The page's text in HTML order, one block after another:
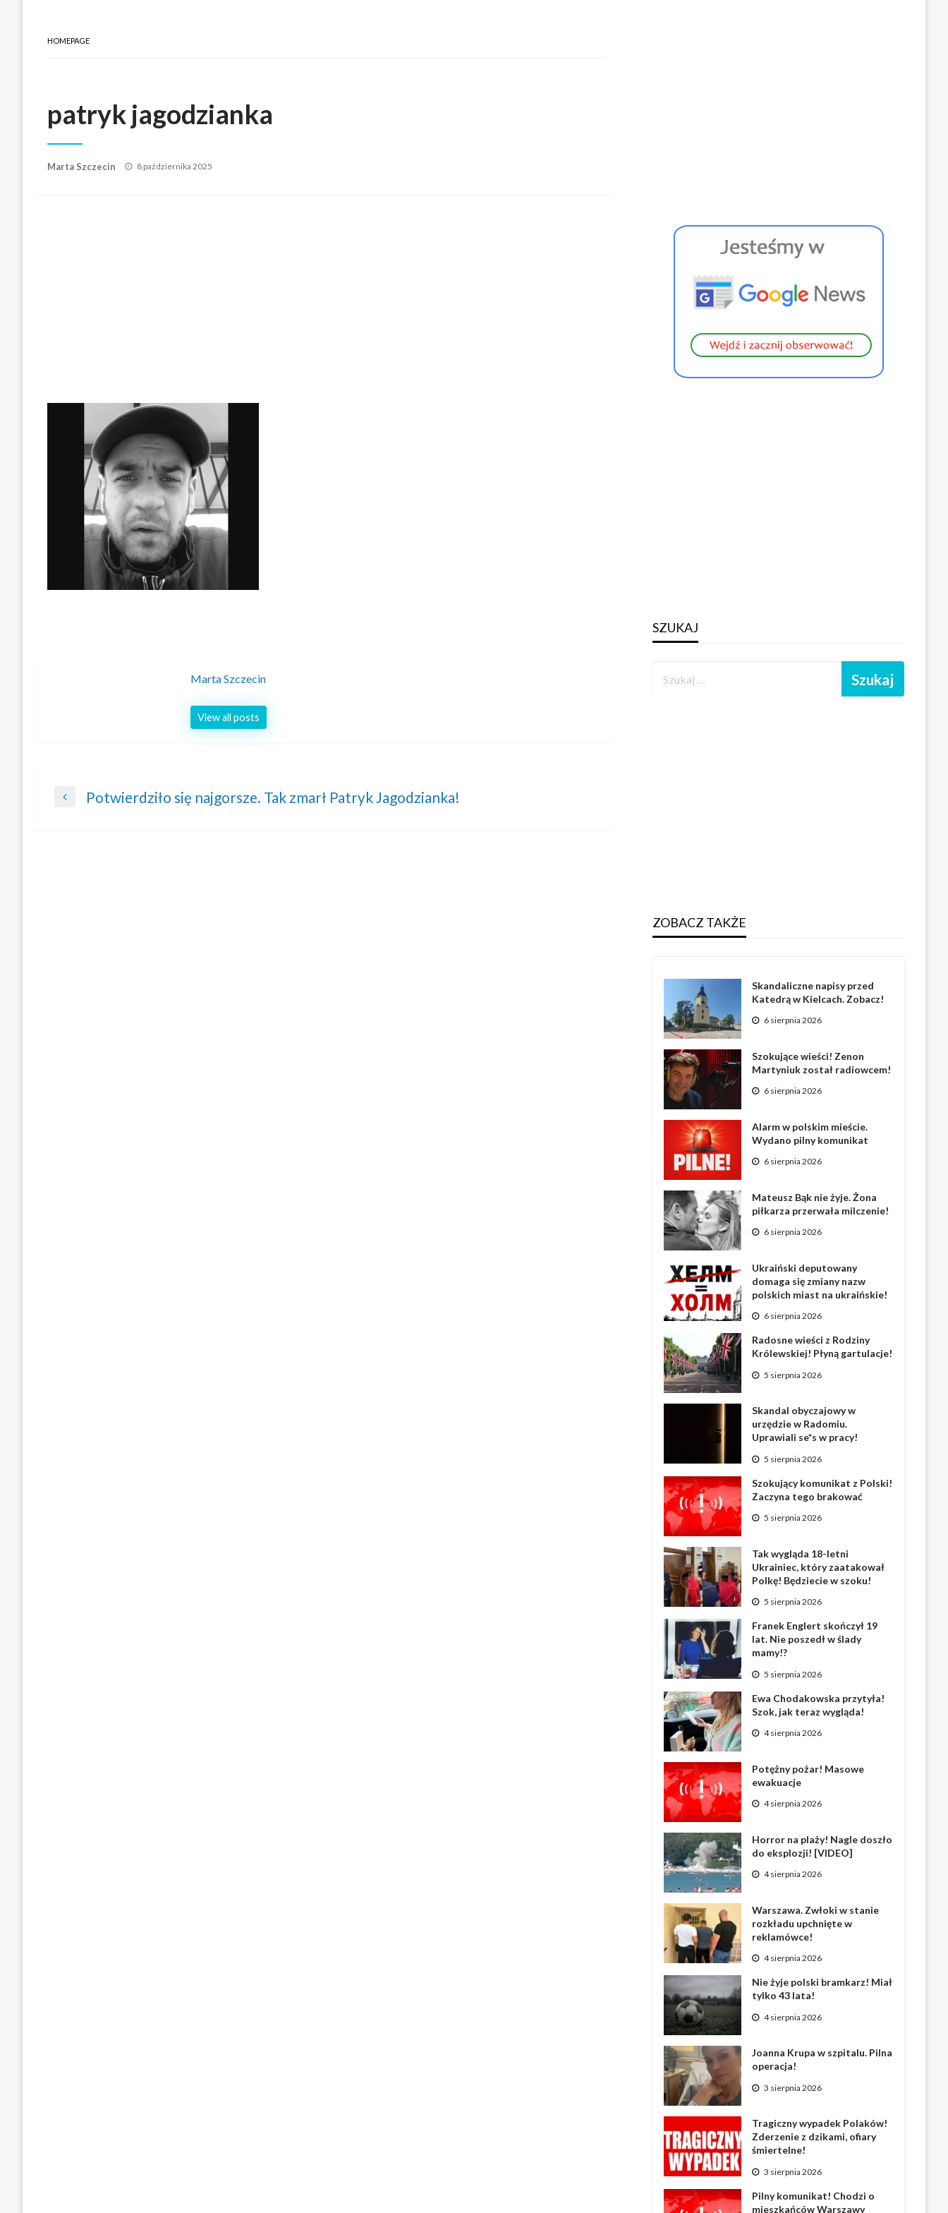
HOMEPAGE
patryk jagodzianka
Marta Szczecin
Posted
8 października 2025
Marta Szczecin
View all posts
Nawigacja
Previous
Potwierdziło się najgorsze. Tak zmarł Patryk Jagodzianka!
SZUKAJ
ZOBACZ TAKŻE
Skandaliczne napisy przed
Katedrą w Kielcach. Zobacz!
6 sierpnia 2026
Szokujące wieści! Zenon
Martyniuk został radiowcem!
6 sierpnia 2026
Alarm w polskim mieście.
Wydano pilny komunikat
6 sierpnia 2026
Mateusz Bąk nie żyje. Żona
piłkarza przerwała milczenie!
6 sierpnia 2026
Ukraiński deputowany
domaga się zmiany nazw
polskich miast na ukraińskie!
6 sierpnia 2026
Radosne wieści z Rodziny
Królewskiej! Płyną gartulacje!
5 sierpnia 2026
Skandal obyczajowy w
urzędzie w Radomiu.
Uprawiali se*s w pracy!
5 sierpnia 2026
Szokujący komunikat z Polski!
Zaczyna tego brakować
5 sierpnia 2026
Tak wygląda 18-letni
Ukrainiec, który zaatakował
Polkę! Będziecie w szoku!
5 sierpnia 2026
Franek Englert skończył 19
lat. Nie poszedł w ślady
mamy!?
5 sierpnia 2026
Ewa Chodakowska przytyła!
Szok, jak teraz wygląda!
4 sierpnia 2026
Potężny pożar! Masowe
ewakuacje
4 sierpnia 2026
Horror na plaży! Nagle doszło
do eksplozji! [VIDEO]
4 sierpnia 2026
Warszawa. Zwłoki w stanie
rozkładu upchnięte w
reklamówce!
4 sierpnia 2026
Nie żyje polski bramkarz! Miał
tylko 43 lata!
4 sierpnia 2026
Joanna Krupa w szpitalu. Pilna
operacja!
3 sierpnia 2026
Tragiczny wypadek Polaków!
Zderzenie z dzikami, ofiary
śmiertelne!
3 sierpnia 2026
Pilny komunikat! Chodzi o
mieszkańców Warszawy